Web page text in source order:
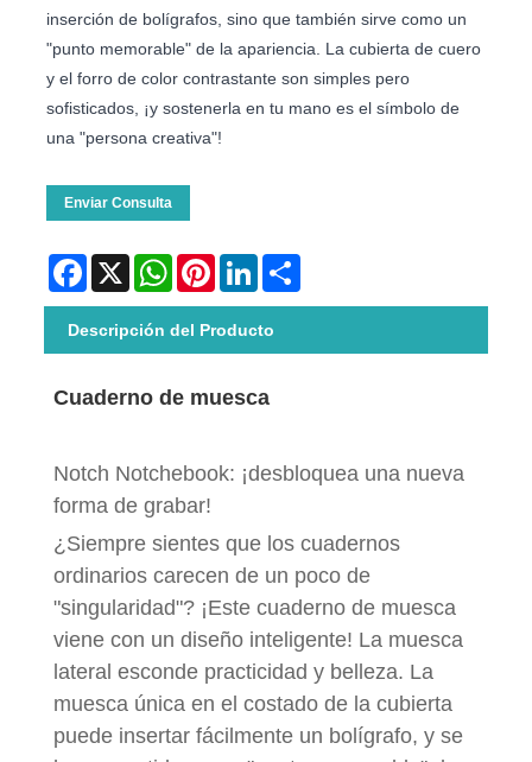
inserción de bolígrafos, sino que también sirve como un
"punto memorable" de la apariencia. La cubierta de cuero
y el forro de color contrastante son simples pero
sofisticados, ¡y sostenerla en tu mano es el símbolo de
una "persona creativa"!
Enviar Consulta
Facebook
X WhatsAppPinterestLinkedIn
Descripción del Producto
Cuaderno de muesca
Notch Notchebook: ¡desbloquea una nueva
forma de grabar!
¿Siempre sientes que los cuadernos
ordinarios carecen de un poco de
"singularidad"? ¡Este cuaderno de muesca
viene con un diseño inteligente! La muesca
lateral esconde practicidad y belleza. La
muesca única en el costado de la cubierta
puede insertar fácilmente un bolígrafo, y se